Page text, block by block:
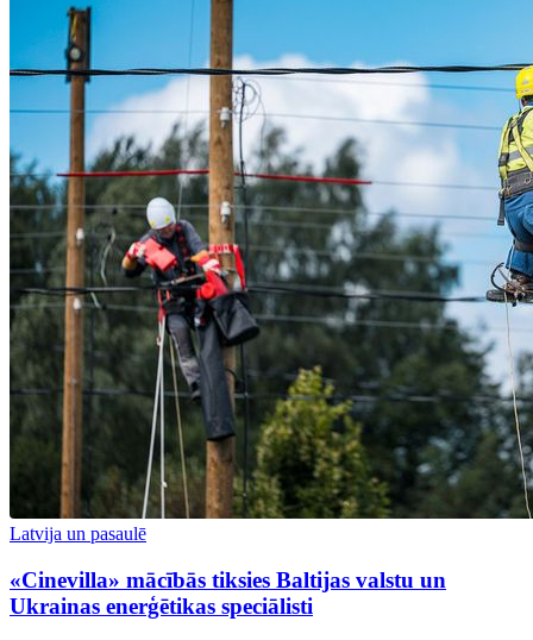
Latvija un pasaulē
«Cinevilla» mācībās tiksies Baltijas valstu un
Ukrainas enerģētikas speciālisti